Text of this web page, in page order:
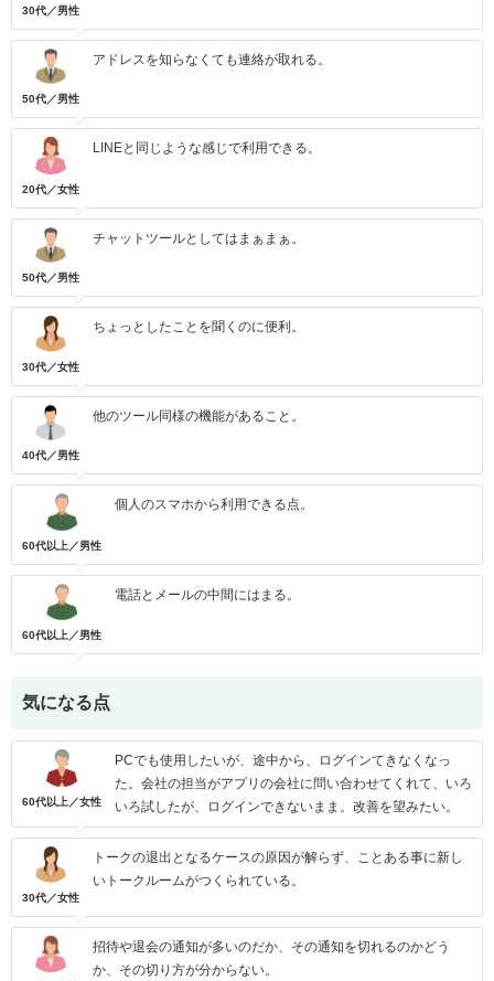
30代／男性
50代／男性
アドレスを知らなくても連絡が取れる。
20代／女性
LINEと同じような感じで利用できる。
50代／男性
チャットツールとしてはまぁまぁ。
30代／女性
ちょっとしたことを聞くのに便利。
40代／男性
他のツール同様の機能があること。
60代以上／男性
個人のスマホから利用できる点。
60代以上／男性
電話とメールの中間にはまる。
気になる点
60代以上／女性
PCでも使用したいが、途中から、ログインてきなくなっ
た。会社の担当がアプリの会社に問い合わせてくれて、いろ
いろ試したが、ログインできないまま。改善を望みたい。
30代／女性
トークの退出となるケースの原因が解らず、ことある事に新し
いトークルームがつくられている。
招待や退会の通知が多いのだか、その通知を切れるのかどう
か、その切り方が分からない。